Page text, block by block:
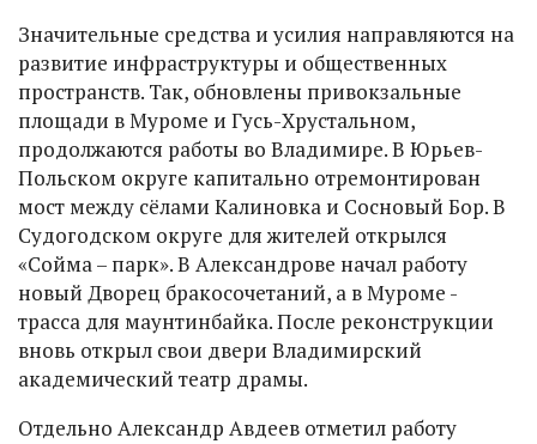
Значительные средства и усилия направляются на
развитие инфраструктуры и общественных
пространств. Так, обновлены привокзальные
площади в Муроме и Гусь-Хрустальном,
продолжаются работы во Владимире. В Юрьев-
Польском округе капитально отремонтирован
мост между сёлами Калиновка и Сосновый Бор. В
Судогодском округе для жителей открылся
«Сойма – парк». В Александрове начал работу
новый Дворец бракосочетаний, а в Муроме -
трасса для маунтинбайка. После реконструкции
вновь открыл свои двери Владимирский
академический театр драмы.
Отдельно Александр Авдеев отметил работу